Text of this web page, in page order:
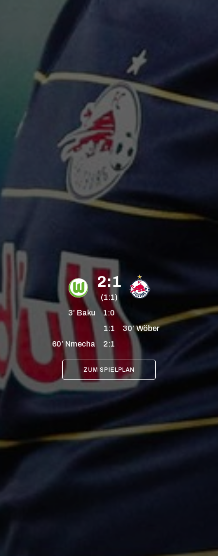
2:1
(1:1)
3’ Baku
1:0
1:1
30’Wöber
60’ Nmecha 2:1
ZUM SPIELPLAN